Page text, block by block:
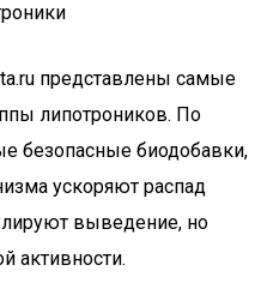
представлены самые
липотроников. По
безопасные биодобавки,
ускоряют распад
выведение, но
активности.